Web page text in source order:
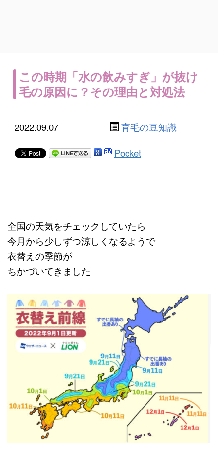
この時期「水の飲みすぎ」が抜け
毛の原因に？その理由と対処法
2022.09.07 育毛の豆知識
Pocket
全国の天気をチェックしていたら
今月から少しずつ涼しくなるようで
衣替えの季節が
ちかづいてきました